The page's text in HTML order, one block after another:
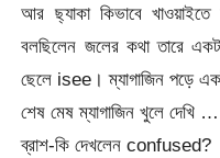
আর ছ্যাকা কিভাবে
বলছিলেন জলের কথা তারে একটা
ছেলে isee। ম্যাগাজিন পড়ে
শেষ মেষ ম্যাগাজিন খুলে
ব্রাশ-কি দেখলেন confused?